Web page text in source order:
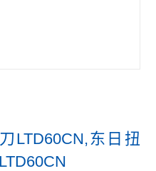
LTD60CN,东日扭